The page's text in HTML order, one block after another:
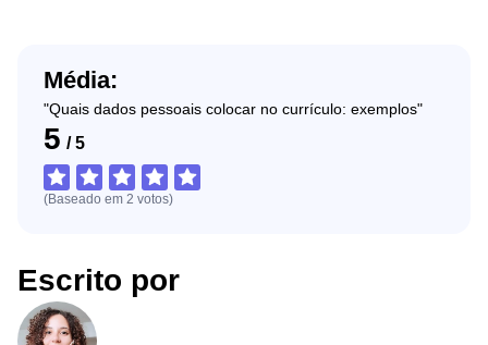
Média:
"Quais dados pessoais colocar no currículo: exemplos"
5 / 5
(Baseado em 2 votos)
Escrito por